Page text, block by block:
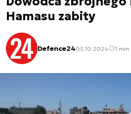
Hamasu zabity
Defence2405.10.2024 1 min.